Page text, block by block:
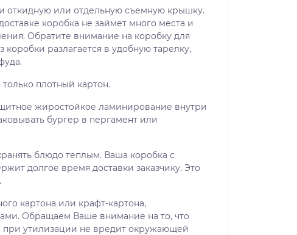
откидную или отдельную съемную крышку.
коробка не займет много места и
Обратите внимание на коробку для
разлагается в удобную тарелку,
плотный картон.
жиростойкое ламинирование внутри
бургер в пергамент или
блюдо теплым. Ваша коробка с
долгое время доставки заказчику. Это
картона или крафт-картона,
Обращаем Ваше внимание на то, что
при утилизации не вредит окружающей